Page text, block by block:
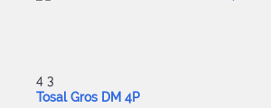
4 3
Tosal Gros DM 4P